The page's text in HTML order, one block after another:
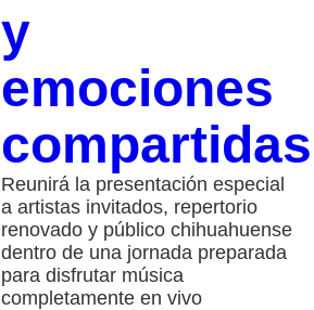
y
emociones
compartidas
Reunirá la presentación especial
a artistas invitados, repertorio
renovado y público chihuahuense
dentro de una jornada preparada
para disfrutar música
completamente en vivo